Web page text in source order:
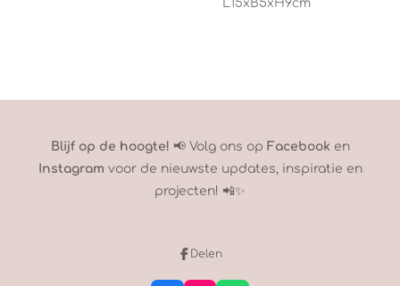
L15xB5xH9cm
Blijf op de hoogte! 📢 Volg ons op Facebook en
Instagram voor de nieuwste updates, inspiratie en
projecten! 📲✨
Delen